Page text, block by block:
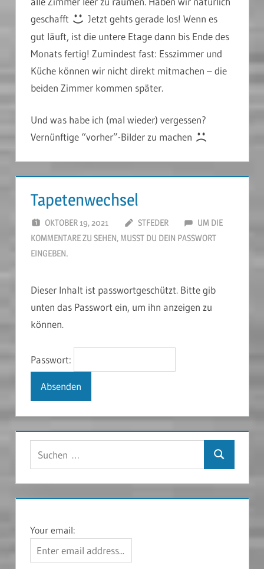
geschafft
Jetzt gehts gerade los! Wenn es
gut läuft, ist die untere Etage dann bis Ende des
Monats fertig! Zumindest fast: Esszimmer und
Küche können wir nicht direkt mitmachen – die
beiden Zimmer kommen später.
Und was habe ich (mal wieder) vergessen?
Vernünftige “vorher”-Bilder zu machen
Tapetenwechsel
OKTOBER 19, 2021 STFEDER
UM DIE
KOMMENTARE ZU SEHEN, MUSST DU DEIN PASSWORT
EINGEBEN.
Dieser Inhalt ist passwortgeschützt. Bitte gib
unten das Passwort ein, um ihn anzeigen zu
können.
Passwort:
Suchen
Your email: